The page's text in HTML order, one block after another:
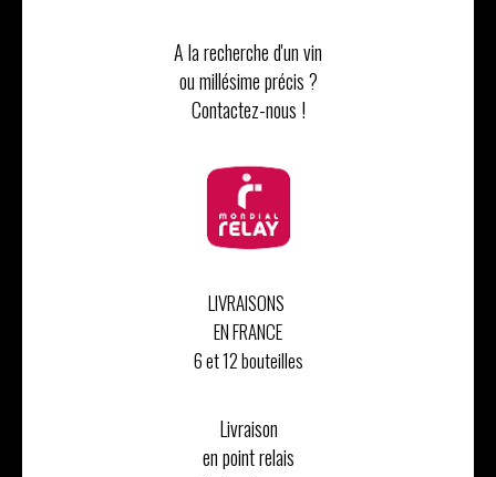
A la recherche d'un vin
ou millésime précis ?
Contactez-nous !
LIVRAISONS
EN FRANCE
6 et 12 bouteilles
Livraison
en point relais